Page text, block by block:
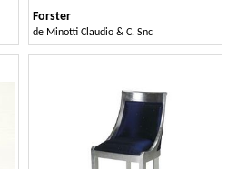
Forster
de Minotti Claudio & C. Snc